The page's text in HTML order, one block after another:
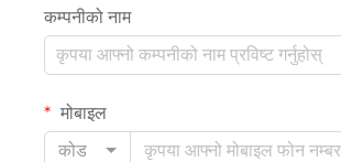
कम्पनीको नाम
मोबाइल
कोड